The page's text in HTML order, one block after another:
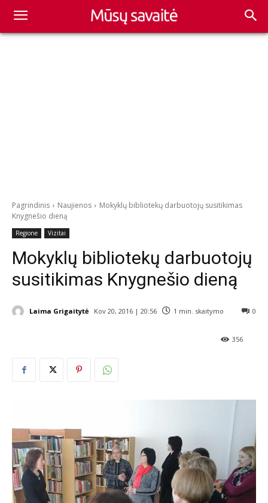
Pagrindinis Naujienos
Mokyklų bibliotekų darbuotojų susitikimas
Knygnešio dieną
Regione Vizitai
Mokyklų bibliotekų darbuotojų
susitikimas Knygnešio dieną
Laima Grigaitytė Kov 20, 2016 | 20:56 1 min. skaitymo 0
356